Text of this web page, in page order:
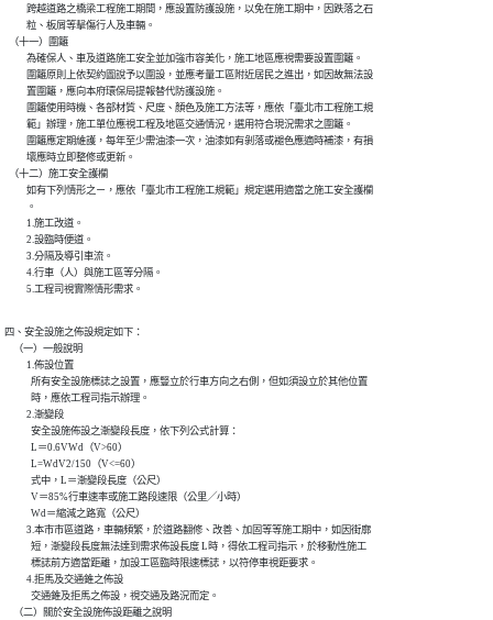
          跨越道路之橋梁工程施工期間，應設置防護設施，以免在施工期中，因跌落之石
          粒、板屑等擊傷行人及車輛。
  （十一）圍籬
          為確保人、車及道路施工安全並加強市容美化，施工地區應視需要設置圍籬。
          圍籬原則上依契約圖說予以圍設，並應考量工區附近居民之進出，如因故無法設
          置圍籬，應向本府環保局提報替代防護設施。
          圍籬使用時機、各部材質、尺度、顏色及施工方法等，應依「臺北市工程施工規
          範」辦理，施工單位應視工程及地區交通情況，選用符合現況需求之圍籬。
          圍籬應定期維護，每年至少需油漆一次，油漆如有剝落或褪色應適時補漆，有損
          壞應時立即整修或更新。
  （十二）施工安全護欄
          如有下列情形之ㄧ，應依「臺北市工程施工規範」規定選用適當之施工安全護欄
          。
          1.施工改道。
          2.設臨時便道。
          3.分隔及導引車流。
          4.行車（人）與施工區等分隔。
          5.工程司視實際情形需求。
四、安全設施之佈設規定如下：
    （一）一般說明
          1.佈設位置
            所有安全設施標誌之設置，應豎立於行車方向之右側，但如須設立於其他位置
            時，應依工程司指示辦理。
          2.漸變段
            安全設施佈設之漸變段長度，依下列公式計算：
            L＝0.6VWd（V>60）
            L=WdV2/150（V<=60）
            式中，L＝漸變段長度（公尺）
            V＝85%行車速率或施工路段速限（公里╱小時）
            Wd＝縮減之路寬（公尺）
          3.本市市區道路，車輛頻繁，於道路翻修、改善、加固等等施工期中，如因街廓
            短，漸變段長度無法達到需求佈設長度 L時，得依工程司指示，於移動性施工
            標誌前方適當距離，加設工區臨時限速標誌，以符停車視距要求。
          4.拒馬及交通錐之佈設
            交通錐及拒馬之佈設，視交通及路況而定。
    （二）關於安全設施佈設距離之說明